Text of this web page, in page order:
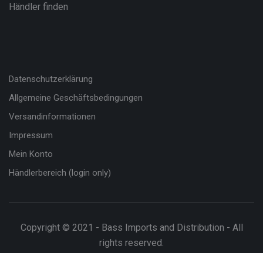
Händler finden
Datenschutzerklärung
Allgemeine Geschäftsbedingungen
Versandinformationen
Impressum
Mein Konto
Händlerbereich (login only)
Copyright © 2021 - Bass Imports and Distribution - All
rights reserved.